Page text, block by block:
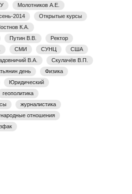
Молотников А.Е.
2014
Открытые курсы
К.А.
Путин В.В.
Ректор
СМИ СУНЦ
США
В.А.
Скулачёв В.П.
день
Физика
Юридический
геополитика
журналистика
отношения